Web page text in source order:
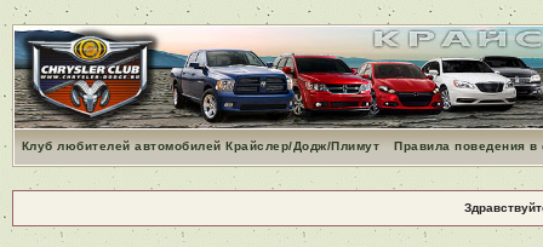
Клуб любителей автомобилей Крайслер/Додж/Плимут Правила поведения